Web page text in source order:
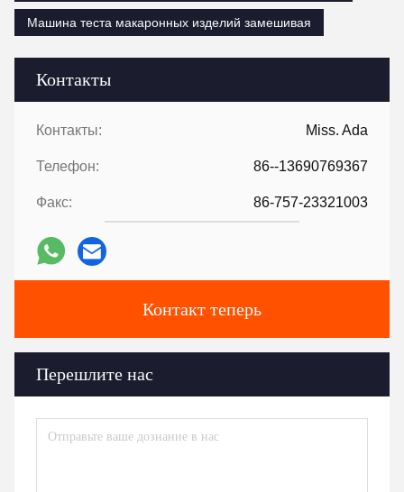
Контакты
Контакты: Miss. Ada
Телефон: 86--13690769367
Факс: 86-757-23321003
Контакт теперь
Перешлите нас
Машина теста макаронных изделий замешивая